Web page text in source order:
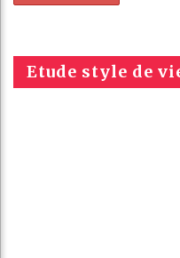
Etude style de